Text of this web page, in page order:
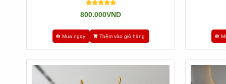
800.000VND
Mua ngay Thêm vào giỏ hàng